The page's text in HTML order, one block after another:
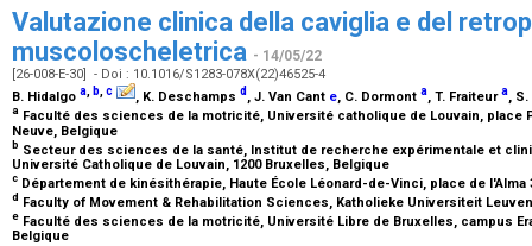
Valutazione clinica della caviglia e del
muscoloscheletrica - 14/05/22
[26-008-E-30] - Doi : 10.1016/S1283-078X(22)46525-4
B. Hidalgo a, b,c , K. Deschamps d , J. Van Cant e, C. Dormont a, T. Fraiteura,
a Faculté des sciences de la motricité, Université catholique de Louvain, place
Neuve, Belgique
b Secteur des sciences de la santé, Institut de recherche expérimentale et
Université Catholique de Louvain, 1200 Bruxelles, Belgique
c Département de kinésithérapie, Haute École Léonard-de-Vinci, place de l'Alma
d Faculty of Movement & Rehabilitation Sciences, Katholieke Universiteit
e Faculté des sciences de la motricité, Université Libre de Bruxelles, campus
Belgique